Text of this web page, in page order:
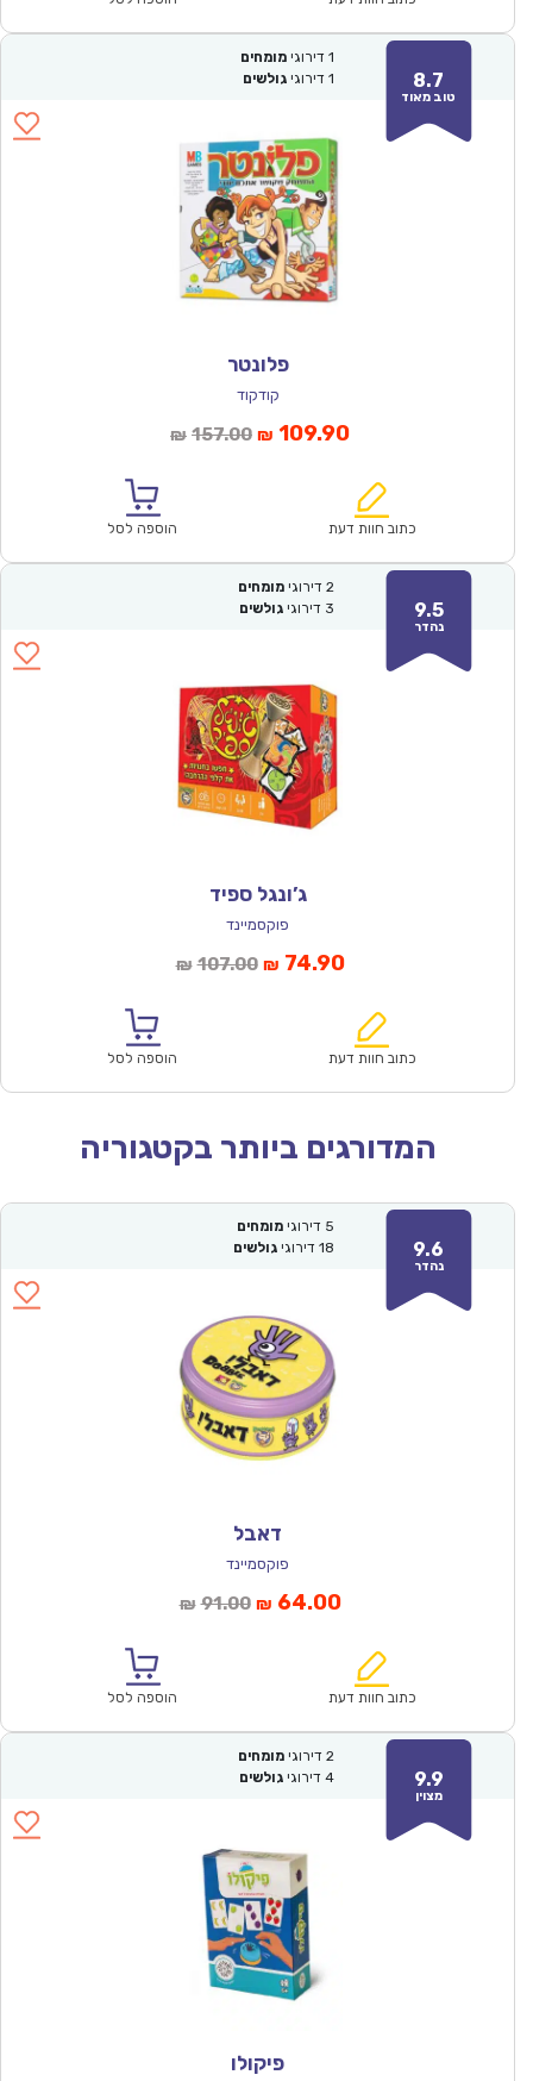
8.7
טוב מאוד
1 דירוגי מומחים
1 דירוגי גולשים
פלונטר
קודקוד
₪ 157.00המחיר
₪157.00.
₪ 109.90המחיר
הוא:
כתוב חוות דעת הוספה לסל
9.5
נהדר
2 דירוגי מומחים
3 דירוגי גולשים
ג’ונגל ספיד
פוקסמיינד
₪ 107.00המחיר
₪107.00.
₪ 74.90המחיר
הוא:
כתוב חוות דעת הוספה לסל
המדורגים ביותר בקטגוריה
9.6
נהדר
5 דירוגי מומחים
18 דירוגי גולשים
דאבל
פוקסמיינד
₪ 91.00המחיר
₪91.00.
₪ 64.00המחיר
הוא:
כתוב חוות דעת הוספה לסל
9.9
מצוין
2 דירוגי מומחים
4 דירוגי גולשים
פיקולו